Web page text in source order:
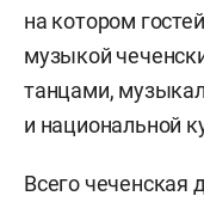
на котором
музыкой
танцами,
и национальной
Всего чеченская